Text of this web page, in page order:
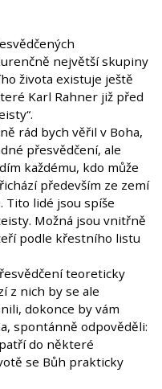
největší skupiny
života existuje ještě
Karl Rahner již před
rád bych věřil v Boha,
přesvědčení, ale
každému, kdo může
především ze zemí
Tito lidé jsou spíše
Možná jsou vnitřně
podle křestního listu
teoreticky
z nich by se ale
dokonce by vám
spontánně odpověděli:
do některé
se Bůh prakticky